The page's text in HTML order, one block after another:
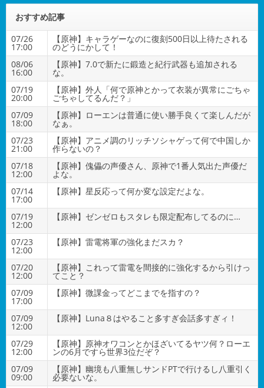
おすすめ記事
07/26
17:00
【原神】キャラゲーなのに復刻500日以上待たされる
のどうにかして！
08/06
16:00
【原神】7.0で新たに鍛造と紀行武器も追加される
な。
07/19
20:00
【原神】外人「何で原神とかって衣装が異常にごちゃ
ごちゃしてるんだ？」
07/09
18:00
【原神】ローエンは普通に使い勝手良くて楽しんだが
なぁ。
07/23
21:00
【原神】アニメ調のリッチソシャゲって何で中国しか
作らないの？
07/18
12:00
【原神】傀儡の声優さん、原神で1番人気出た声優だ
よな。
07/14
17:00
【原神】星反応って何か変な設定だよな。
07/19
12:00
【原神】ゼンゼロもスタレも限定配布してるのに…
07/23
12:00
【原神】雷電将軍の強化まだスカ？
07/20
12:00
【原神】これって雷電を間接的に強化するから引けっ
てこと？
07/09
17:00
【原神】微課金ってどこまでを指すの？
07/09
12:00
【原神】Luna８はやること多すぎ会話多すぎィ！
07/29
12:00
【原神】原神オワコンとかほざいてるヤツ何？ローエ
ンの6月ですら世界3位だぞ？
07/09
09:00
【原神】幽境も八重無しサンドPTで行けるし八重引く
必要ないな。